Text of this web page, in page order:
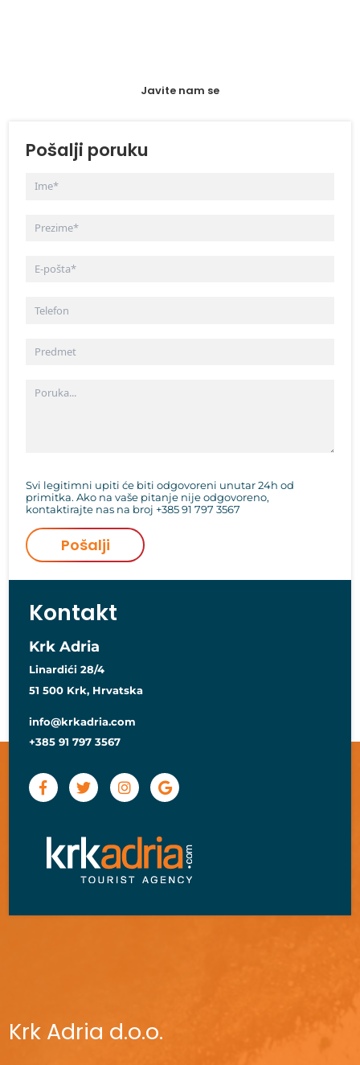
Javite nam se
Pošalji poruku
Svi legitimni upiti će biti odgovoreni unutar 24h od
primitka. Ako na vaše pitanje nije odgovoreno,
kontaktirajte nas na broj +385 91 797 3567
Pošalji
Kontakt
Krk Adria
Linardići 28/4
51 500 Krk, Hrvatska
info@krkadria.com
+385 91 797 3567
Krk Adria d.o.o.